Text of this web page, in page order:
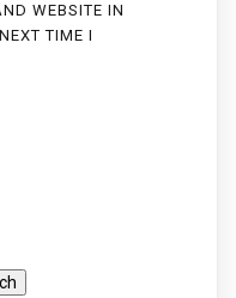
WEBSITE IN
TIME I